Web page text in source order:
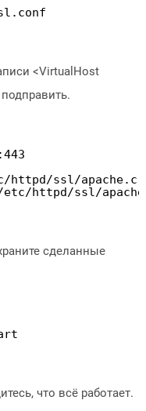
<VirtualHost
httpd/ssl/
httpd/ssl/
сделанные
что всё работает.